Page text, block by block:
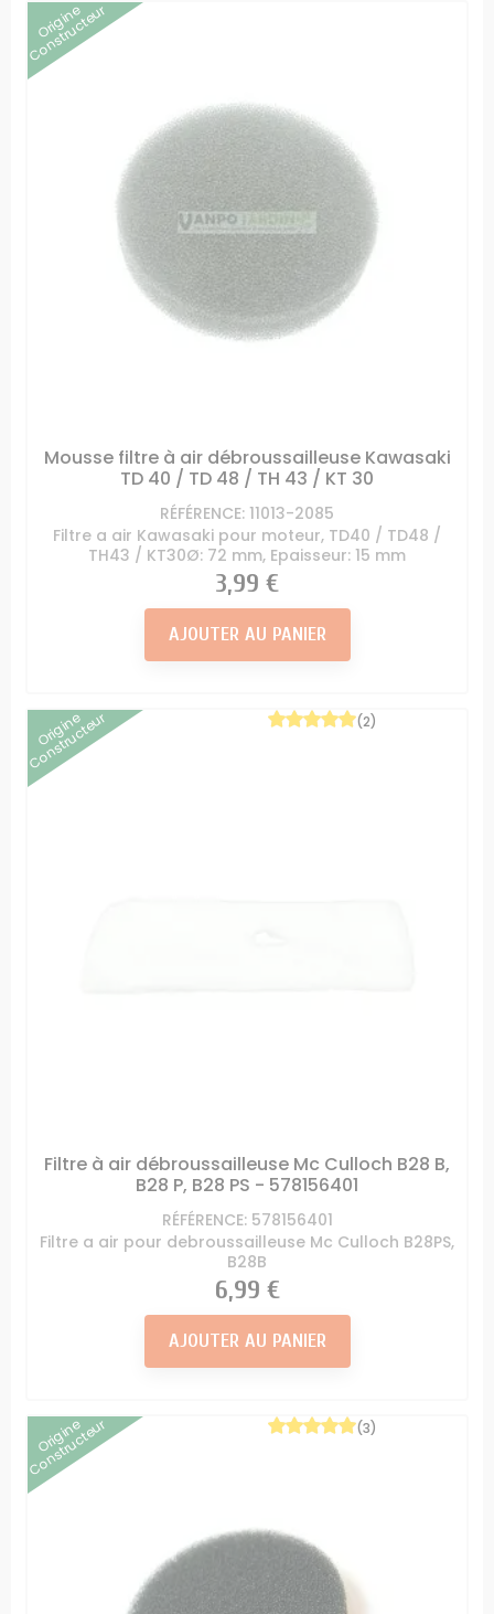
Origine
Constructeur
Mousse filtre à air débroussailleuse Kawasaki
TD 40 / TD 48 / TH 43 / KT 30
RÉFÉRENCE: 11013-2085
Filtre a air Kawasaki pour moteur, TD40 / TD48 /
TH43 / KT30Ø: 72 mm, Epaisseur: 15 mm
Prix
3,99 €
AJOUTER AU PANIER
Origine
Constructeur
Filtre à air débroussailleuse Mc Culloch B28 B,
B28 P, B28 PS - 578156401
RÉFÉRENCE: 578156401
Filtre a air pour debroussailleuse Mc Culloch B28PS,
B28B
(2)
Prix
6,99 €
AJOUTER AU PANIER
Origine
Constructeur (3)